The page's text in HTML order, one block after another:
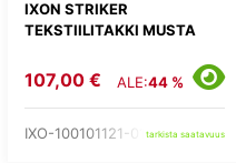
IXON STRIKER
TEKSTIILITAKKI MUSTA
107,00 € ALE:44 %
IXO-100101121-01-tarkista saatavuus